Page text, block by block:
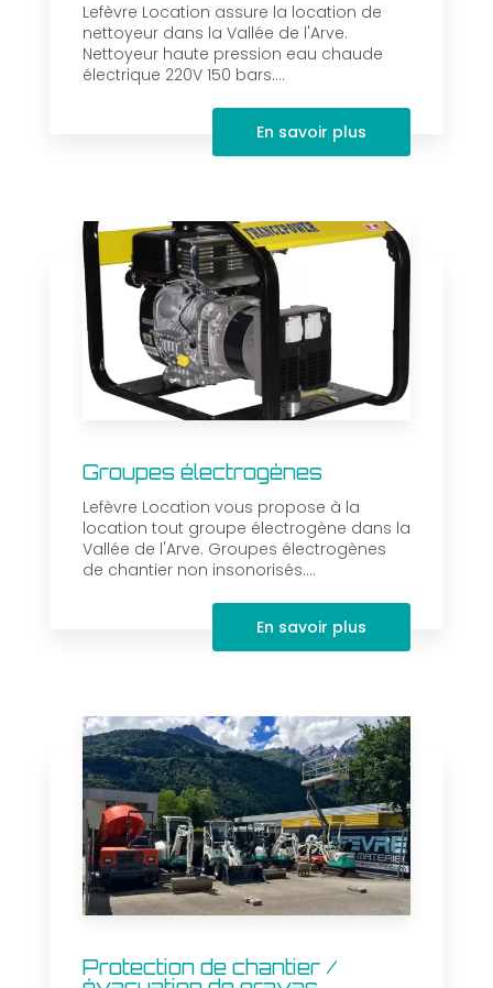
Lefèvre Location assure la location de
nettoyeur dans la Vallée de l'Arve.
Nettoyeur haute pression eau chaude
électrique 220V 150 bars....
En savoir plus
Groupes électrogènes
Lefèvre Location vous propose à la
location tout groupe électrogène dans la
Vallée de l'Arve. Groupes électrogènes
de chantier non insonorisés....
En savoir plus
Protection de chantier /